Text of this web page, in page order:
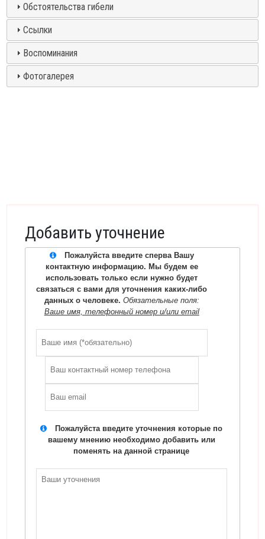
Обстоятельства гибели
Ссылки
Воспоминания
Фотогалерея
Добавить уточнение
Пожалуйста введите сперва Вашу
контактную информацию. Мы будем ее
использовать только если нужно будет
связаться с вами для уточнения каких-либо
данных о человеке. Обязательные поля:
Ваше имя, телефонный номер и/или email
Пожалуйста введите уточнения которые по
вашему мнению необходимо добавить или
поменять на данной странице